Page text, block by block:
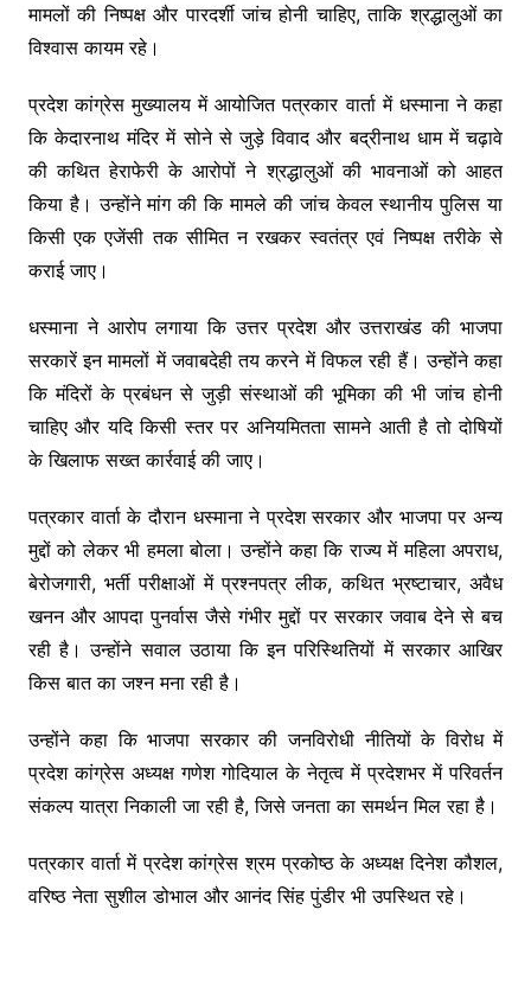
मामलों की निष्पक्ष और पारदर्शी जांच होनी चाहिए, ताकि श्रद्धालुओं का
विश्वास कायम रहे।
प्रदेश कांग्रेस मुख्यालय में आयोजित पत्रकार वार्ता में धस्माना ने कहा
कि केदारनाथ मंदिर में सोने से जुड़े विवाद और बद्रीनाथ धाम में चढ़ावे
की कथित हेराफेरी के आरोपों ने श्रद्धालुओं की भावनाओं को आहत
किया है। उन्होंने मांग की कि मामले की जांच केवल स्थानीय पुलिस या
किसी एक एजेंसी तक सीमित न रखकर स्वतंत्र एवं निष्पक्ष तरीके से
कराई जाए।
धस्माना ने आरोप लगाया कि उत्तर प्रदेश और उत्तराखंड की भाजपा
सरकारें इन मामलों में जवाबदेही तय करने में विफल रही हैं। उन्होंने कहा
कि मंदिरों के प्रबंधन से जुड़ी संस्थाओं की भूमिका की भी जांच होनी
चाहिए और यदि किसी स्तर पर अनियमितता सामने आती है तो दोषियों
के खिलाफ सख्त कार्रवाई की जाए।
पत्रकार वार्ता के दौरान धस्माना ने प्रदेश सरकार और भाजपा पर अन्य
मुद्दों को लेकर भी हमला बोला। उन्होंने कहा कि राज्य में महिला अपराध,
बेरोजगारी, भर्ती परीक्षाओं में प्रश्नपत्र लीक, कथित भ्रष्टाचार, अवैध
खनन और आपदा पुनर्वास जैसे गंभीर मुद्दों पर सरकार जवाब देने से बच
रही है। उन्होंने सवाल उठाया कि इन परिस्थितियों में सरकार आखिर
किस बात का जश्न मना रही है।
उन्होंने कहा कि भाजपा सरकार की जनविरोधी नीतियों के विरोध में
प्रदेश कांग्रेस अध्यक्ष गणेश गोदियाल के नेतृत्व में प्रदेशभर में परिवर्तन
संकल्प यात्रा निकाली जा रही है, जिसे जनता का समर्थन मिल रहा है।
पत्रकार वार्ता में प्रदेश कांग्रेस श्रम प्रकोष्ठ के अध्यक्ष दिनेश कौशल,
वरिष्ठ नेता सुशील डोभाल और आनंद सिंह पुंडीर भी उपस्थित रहे।